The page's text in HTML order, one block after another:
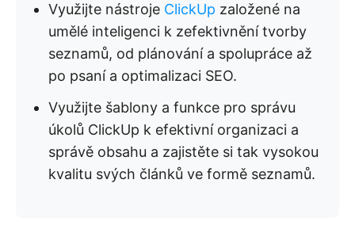
Využijte nástroje ClickUp založené na
umělé inteligenci k zefektivnění tvorby
seznamů, od plánování a spolupráce až
po psaní a optimalizaci SEO.
Využijte šablony a funkce pro správu
úkolů ClickUp k efektivní organizaci a
správě obsahu a zajistěte si tak vysokou
kvalitu svých článků ve formě seznamů.